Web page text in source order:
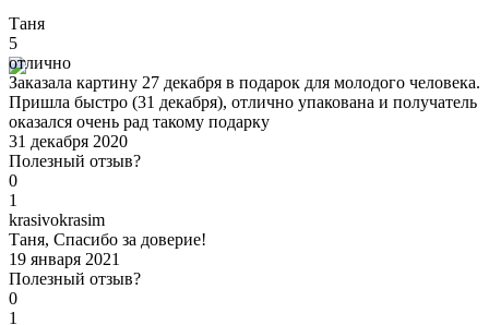
Таня
5
отлично
Заказала картину 27 декабря в подарок для молодого человека.
Пришла быстро (31 декабря), отлично упакована и получатель
оказался очень рад такому подарку
31 декабря 2020
Полезный отзыв?
0
1
krasivokrasim
Таня, Спасибо за доверие!
19 января 2021
Полезный отзыв?
0
1